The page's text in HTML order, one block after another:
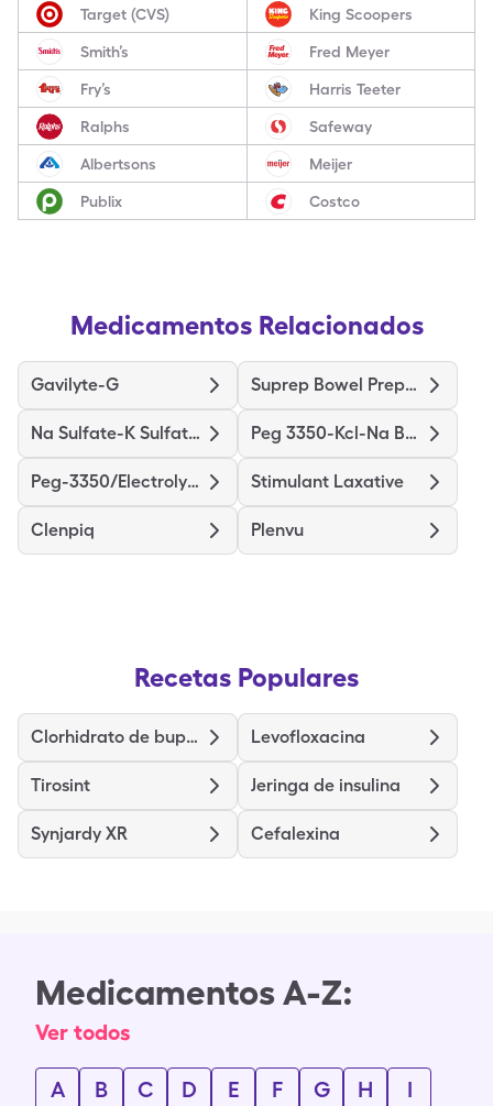
Target (CVS) King Scoopers
Smith’s Fred Meyer
Fry’s Harris Teeter
Ralphs Safeway
Albertsons Meijer
Publix Costco
Medicamentos Relacionados
Gavilyte-G Suprep Bowel Prep Kit
Na Sulfate-K Sulfate-Mg Sulf Peg 3350-Kcl-Na Bicarb-Nacl
Peg-3350/Electrolytes Stimulant Laxative
Clenpiq Plenvu
Recetas Populares
Clorhidrato de bupropion xl de liberación prolongada Levofloxacina
Tirosint Jeringa de insulina
Synjardy XR Cefalexina
Medicamentos A-Z:
Ver todos
A B C D E F G H
I